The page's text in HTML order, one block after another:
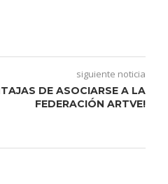
siguiente noticia
DE ASOCIARSE A LA
FEDERACIÓN ARTVE!